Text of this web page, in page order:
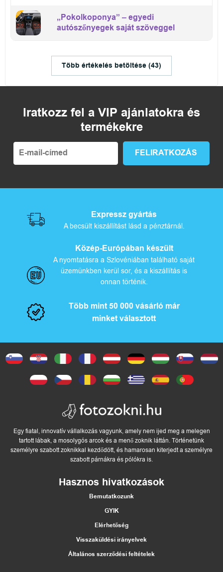
„Pokolkoponya” – egyedi
autószőnyegek saját szöveggel
Több értékelés betöltése (43)
Iratkozz fel a VIP ajánlatokra és
termékekre
Expressz gyártás
A becsült kiszállítást lásd a pénztárnál.
Közép-Európában készült
A nyomtatásra a Szlovéniában található saját
üzemünkben kerül sor, és a kiszállítás is
onnan történik.
Több mint 50 000 vásárló már
minket választott
Egy fiatal, innovatív vállalkozás vagyunk, amely nem ijed meg a melegen
tartott lábak, a mosolygós arcok és a menő zoknik láttán. Történetünk
személyre szabott zoknikkal kezdődött, és hamarosan kiterjedt a személyre
szabott párnákra és pólókra is.
Hasznos hivatkozások
Bemutatkozunk
GYIK
Elérhetőség
Visszaküldési irányelvek
Általános szerződési feltételek